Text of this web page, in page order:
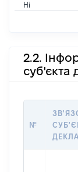
Ні
2.2.
суб'єкта
№